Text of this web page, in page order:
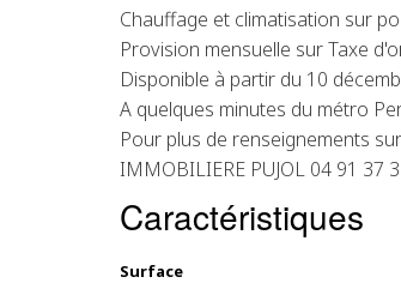
Chauffage et climatisation sur
Provision mensuelle sur Taxe
Disponible à partir du 10
A quelques minutes du métro
Pour plus de renseignements
IMMOBILIERE PUJOL 04 91 37
Caractéristiques
Surface